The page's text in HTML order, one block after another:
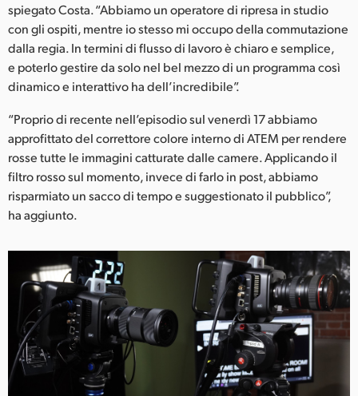
spiegato Costa. “Abbiamo un operatore di ripresa in studio
con gli ospiti, mentre io stesso mi occupo della commutazione
dalla regia. In termini di flusso di lavoro è chiaro e semplice,
e poterlo gestire da solo nel bel mezzo di un programma così
dinamico e interattivo ha dell’incredibile”.
“Proprio di recente nell’episodio sul venerdì 17 abbiamo
approfittato del correttore colore interno di ATEM per rendere
rosse tutte le immagini catturate dalle camere. Applicando il
filtro rosso sul momento, invece di farlo in post, abbiamo
risparmiato un sacco di tempo e suggestionato il pubblico”,
ha aggiunto.